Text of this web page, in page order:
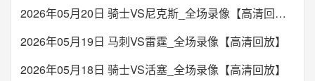
2026年05月20日 骑士VS尼克斯_全场录像【高清回放】
2026年05月19日 马刺VS雷霆_全场录像【高清回放】
2026年05月18日 骑士VS活塞_全场录像【高清回放】